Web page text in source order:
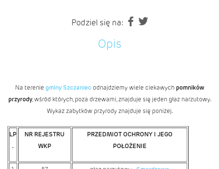
Podziel się na:
Opis
Na terenie gminy Szczaniec odnajdziemy wiele ciekawych pomników
przyrody, wśród których, poza drzewami, znajduje się jeden głaz narzutowy.
Wykaz zabytków przyrody znajduje się poniżej.
LP
.
NR REJESTRU
WKP
PRZEDMIOT OCHRONY I JEGO
POŁOŻENIE